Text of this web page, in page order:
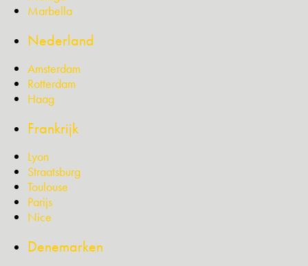
Marbella
Nederland
Amsterdam
Rotterdam
Haag
Frankrijk
Lyon
Straatsburg
Toulouse
Parijs
Nice
Denemarken